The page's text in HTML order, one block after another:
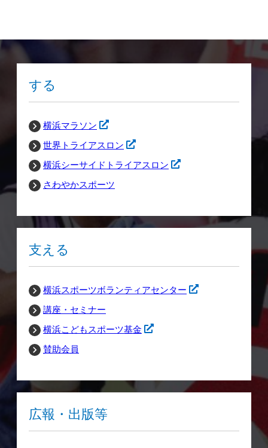
する
横浜マラソン
世界トライアスロン
横浜シーサイドトライアスロン
さわやかスポーツ
支える
横浜スポーツボランティアセンター
講座・セミナー
横浜こどもスポーツ基金
賛助会員
広報・出版等